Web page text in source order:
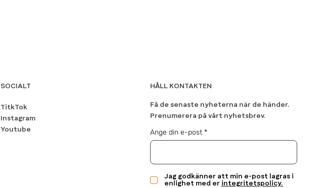
SOCIALT
TitkTok
Instagram
Youtube
HÅLL KONTAKTEN
Få de senaste nyheterna när de händer.
Prenumerera på vårt nyhetsbrev.
Ange din e-post
Jag godkänner att min e-post lagras i
enlighet med er integritetspolicy.